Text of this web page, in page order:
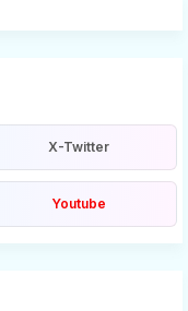
X-Twitter
Youtube